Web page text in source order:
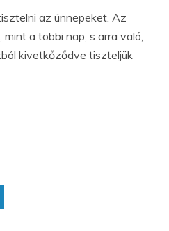
az ünnepeket. Az
a többi nap, s arra való,
kivetkőződve tiszteljük